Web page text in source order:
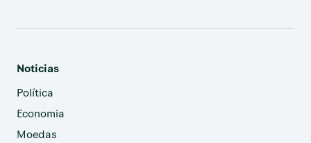
Noticias
Política
Economia
Moedas